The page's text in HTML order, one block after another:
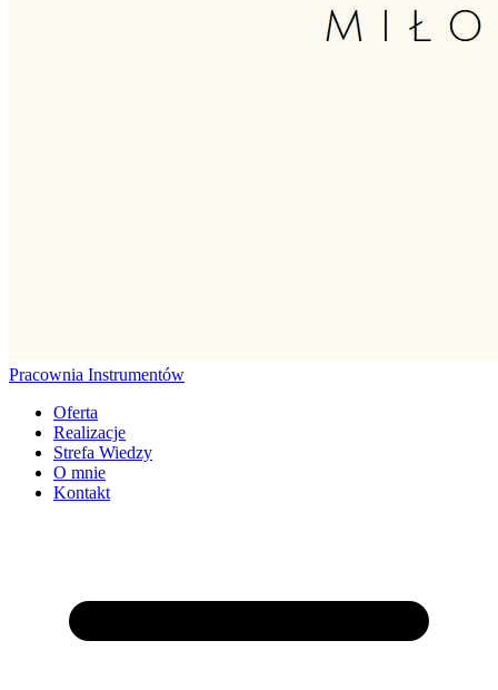
Pracownia Instrumentów
Oferta
Realizacje
Strefa Wiedzy
O mnie
Kontakt